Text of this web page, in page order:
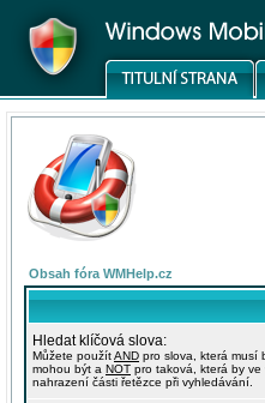
Obsah fóra WMHelp.cz
Hledat klíčová slova:
Můžete použítAND pro slova, která musí
mohou být a NOT pro taková, která by
nahrazení části řetězce při vyhledávání.